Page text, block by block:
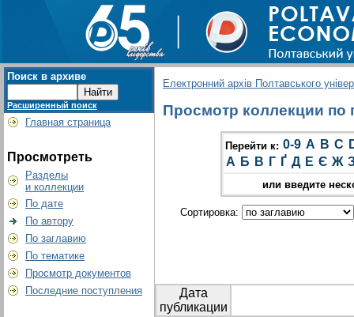
Поиск в архиве
Расширенный поиск
Главная страница
Просмотреть
Разделы
и коллекции
По дате
По автору
По заглавию
По тематике
Просмотр документов
Последние поступления
Електронний архів Полтавського
Просмотр коллекции по
Перейти к: 0-9 A B C
А Б В Г Ґ Д Е Є Ж
или введите
Сортировка:
Дата
публикации